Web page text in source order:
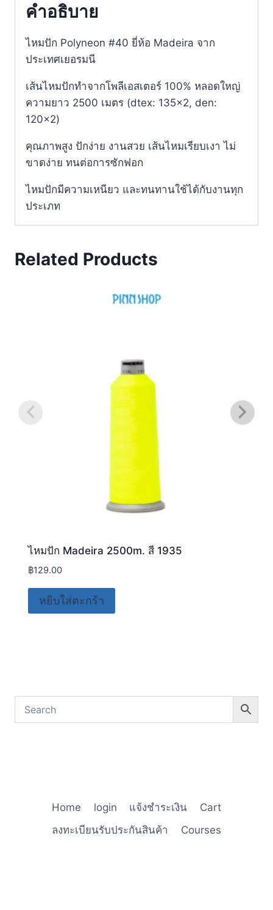
คำอธิบาย
ไหมปัก Polyneon #40 ยี่ห้อ Madeira จาก
ประเทศเยอรมนี
เส้นไหมปักทำจากโพลีเอสเตอร์ 100% หลอดใหญ่
ความยาว 2500 เมตร (dtex: 135×2, den:
120×2)
คุณภาพสูง ปักง่าย งานสวย เส้นไหมเรียบเงา ไม่
ขาดง่าย ทนต่อการซักฟอก
ไหมปักมีความเหนียว และทนทานใช้ได้กับงานทุก
ประเภท
Related Products
ไหมปัก Madeira 2500m. สี 1935
฿129.00
หยิบใส่ตะกร้า
Home login แจ้งชำระเงิน
Cart
ลงทะเบียนรับประกันสินค้า
Courses